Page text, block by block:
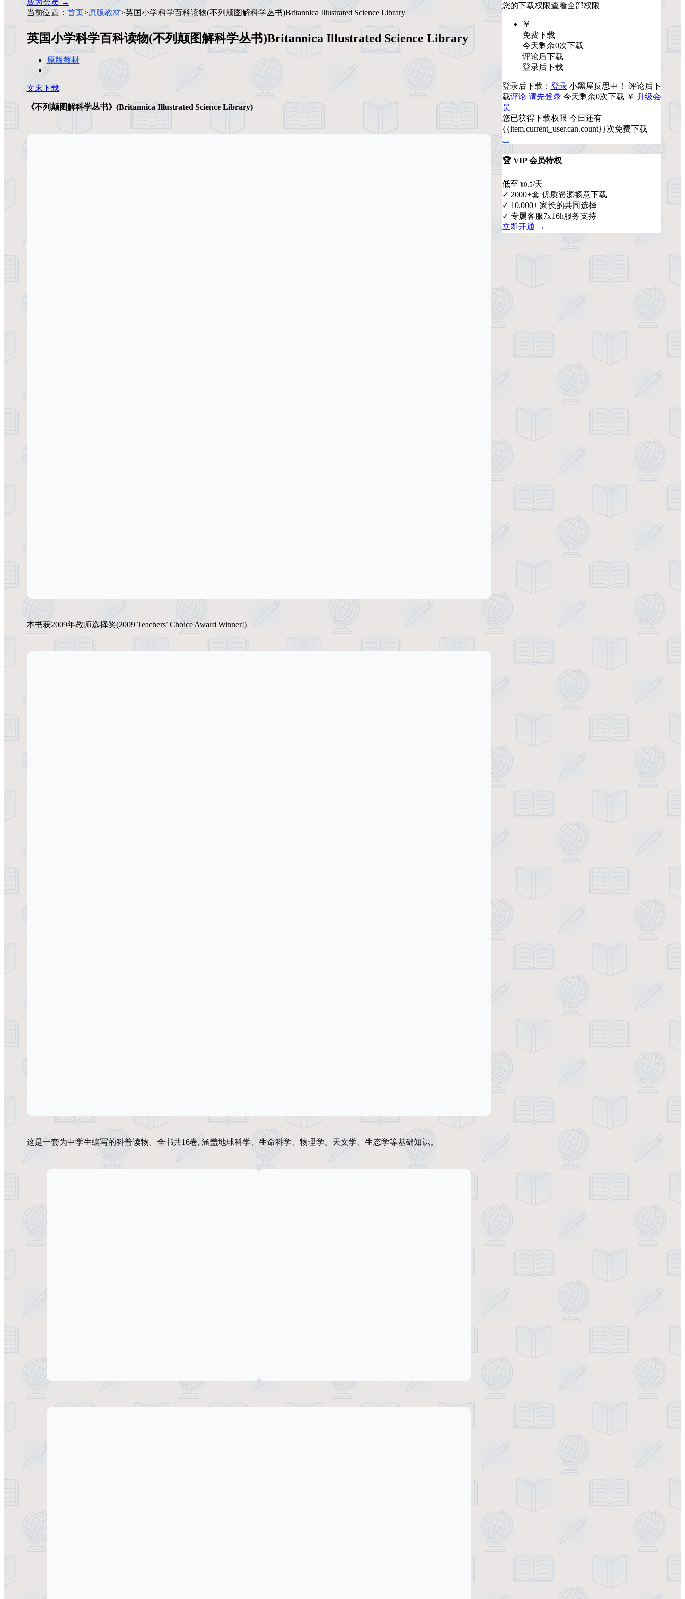
成为会员 →
当前位置： 首页>原版教材>英国小学科学百科读物(不列颠图解科学丛书)Britannica Illustrated Science Library
英国小学科学百科读物(不列颠图解科学丛书)Britannica Illustrated Science Library
原版教材
文末下载
《不列颠图解科学丛书》(Britannica Illustrated Science Library)
本书获2009年教师选择奖(2009 Teachers’ Choice Award Winner!)
这是一套为中学生编写的科普读物。全书共16卷, 涵盖地球科学、生命科学、物理学、天文学、生态学等基础知识。
您的下载权限查看全部权限
￥
免费下载
今天剩余0次下载
评论后下载
登录后下载
登录后下载： 登录 小黑屋反思中！ 评论后下
载评论 请先登录 今天剩余0次下载 ￥ 升级会
员
您已获得下载权限 今日还有
{{item.current_user.can.count}}次免费下载
🏆 VIP 会员特权
低至 ¥0.5/天
✓ 2000+套 优质资源畅意下载
✓ 10,000+ 家长的共同选择
✓ 专属客服7x16h服务支持
立即开通 →